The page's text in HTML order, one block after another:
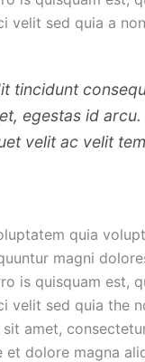
velit sed quia a
tincidunt
egestas id
velit ac velit
quia
magni
is quisquam est,
velit sed quia the
amet,
dolore magna